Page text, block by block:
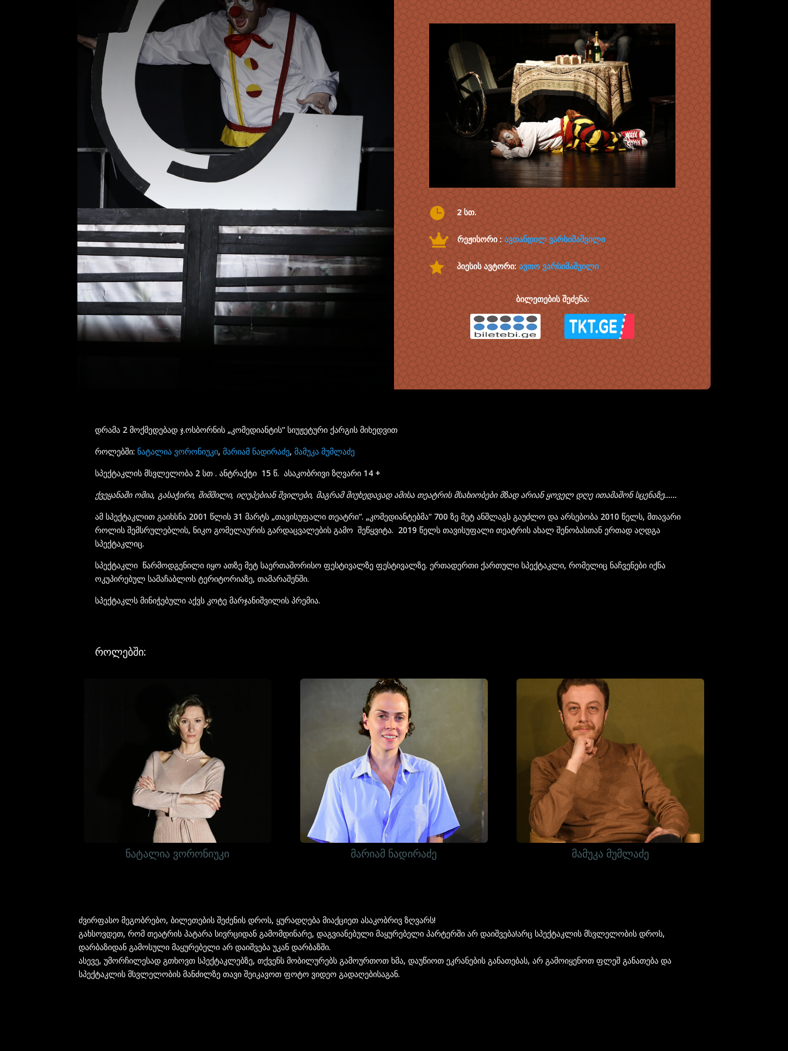
 2 სთ.
 რეჟისორი : ავთანდილ ვარსიმაშვილი
 პიესის ავტორი: ავთო ვარსიმაშვილი
ბილეთების შეძენა:
დრამა 2 მოქმედებად ჯ.ოსბორნის „კომედიანტის“ სიუჟეტური ქარგის მიხედვით
როლებში: ნატალია ვორონიუკი, მარიამ ნადირაძე, მამუკა მუმლაძე
სპექტაკლის მსვლელობა 2 სთ . ანტრაქტი 15 წ. ასაკობრივი ზღვარი 14 +
ქვეყანაში ომია, გასაჭირი, შიმშილი, იღუპებიან შვილები, მაგრამ მიუხედავად ამისა თეატრის მსახიობები მზად არიან ყოველ დღე ითამაშონ სცენაზე……
ამ სპექტაკლით გაიხსნა 2001 წლის 31 მარტს „თავისუფალი თეატრი“. „კომედიანტებმა“ 700 ზე მეტ ანშლაგს გაუძლო და არსებობა 2010 წელს, მთავარი
როლის შემსრულებლის, ნიკო გომელაურის გარდაცვალების გამო შეწყვიტა. 2019 წელს თავისუფალი თეატრის ახალ შენობასთან ერთად აღდგა
სპექტაკლიც.
სპექტაკლი წარმოდგენილი იყო ათზე მეტ საერთაშორისო ფესტივალზე ფესტივალზე. ერთადერთი ქართული სპექტაკლი, რომელიც ნაჩვენები იქნა
ოკუპირებულ სამაჩაბლოს ტერიტორიაზე, თამარაშენში.
სპექტაკლს მინიჭებული აქვს კოტე მარჯანიშვილის პრემია.
როლებში:
ნატალია ვორონიუკი მარიამ ნადირაძე მამუკა მუმლაძე
ძვირფასო მეგობრებო, ბილეთების შეძენის დროს, ყურადღება მიაქციეთ ასაკობრივ ზღვარს!
გახსოვდეთ, რომ თეატრის პატარა სივრციდან გამომდინარე, დაგვიანებული მაყურებელი პარტერში არ დაიშვება!არც სპექტაკლის მსვლელობის დროს,
დარბაზიდან გამოსული მაყურებელი არ დაიშვება უკან დარბაზში.
ასევე, უმორჩილესად გთხოვთ სპექტაკლებზე, თქვენს მობილურებს გამოურთოთ ხმა, დაუწიოთ ეკრანების განათებას, არ გამოიყენოთ ფლეშ განათება და
სპექტაკლის მსვლელობის მანძილზე თავი შეიკავოთ ფოტო ვიდეო გადაღებისაგან.